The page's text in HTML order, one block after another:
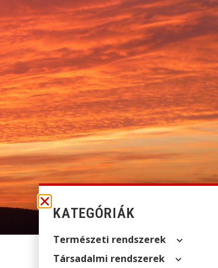
KATEGÓRIÁK
Természeti rendszerek
Társadalmi rendszerek